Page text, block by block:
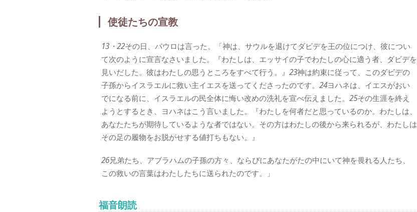
使徒たちの宣教
13・22その日、パウロは言った。「神は、サウルを退けてダビデを王の位につけ、彼につい
て次のように宣言なさいました。『わたしは、エッサイの子でわたしの心に適う者、ダビデを
見いだした。彼はわたしの思うところをすべて行う。』 23神は約束に従って、このダビデの
子孫からイスラエルに救い主イエスを送ってくださったのです。 24ヨハネは、イエスがおい
でになる前に、イスラエルの民全体に悔い改めの洗礼を宣べ伝えました。 25その生涯を終え
ようとするとき、ヨハネはこう言いました。『わたしを何者だと思っているのか。わたしは、
あなたたちが期待しているような者ではない。その方はわたしの後から来られるが、わたしは
その足の履物をお脱がせする値打ちもない。』
26兄弟たち、アブラハムの子孫の方々、ならびにあなたがたの中にいて神を畏れる人たち、
この救いの言葉はわたしたちに送られたのです。」
福音朗読